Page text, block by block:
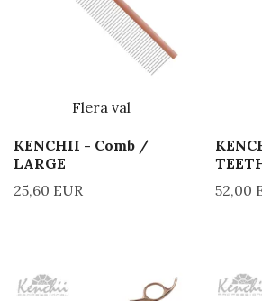
Flera val
KENCHII - Comb /
LARGE
25,60 EUR
52,00